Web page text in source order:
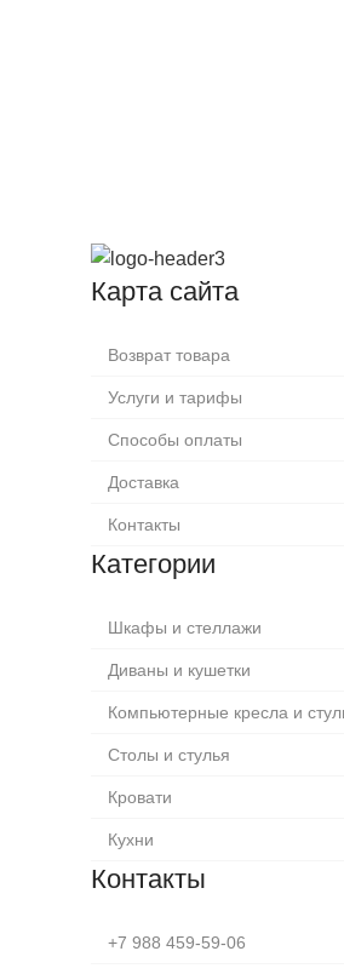
Карта сайта
Возврат товара
Услуги и тарифы
Способы оплаты
Доставка
Контакты
Категории
Шкафы и стеллажи
Диваны и кушетки
Компьютерные кресла и
Столы и стулья
Кровати
Кухни
Контакты
+7 988 459-59-06